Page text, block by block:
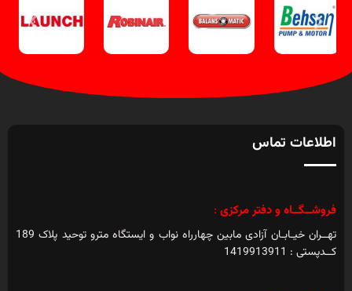
اطلاعات تماس
فروشــگــاه و دفتر مرکزی :
تهــران خیـابـان آزادی مابین چهارراه نواب و ایستگاه مترو توحید پلاک 189
کــدپستی : 1419913911